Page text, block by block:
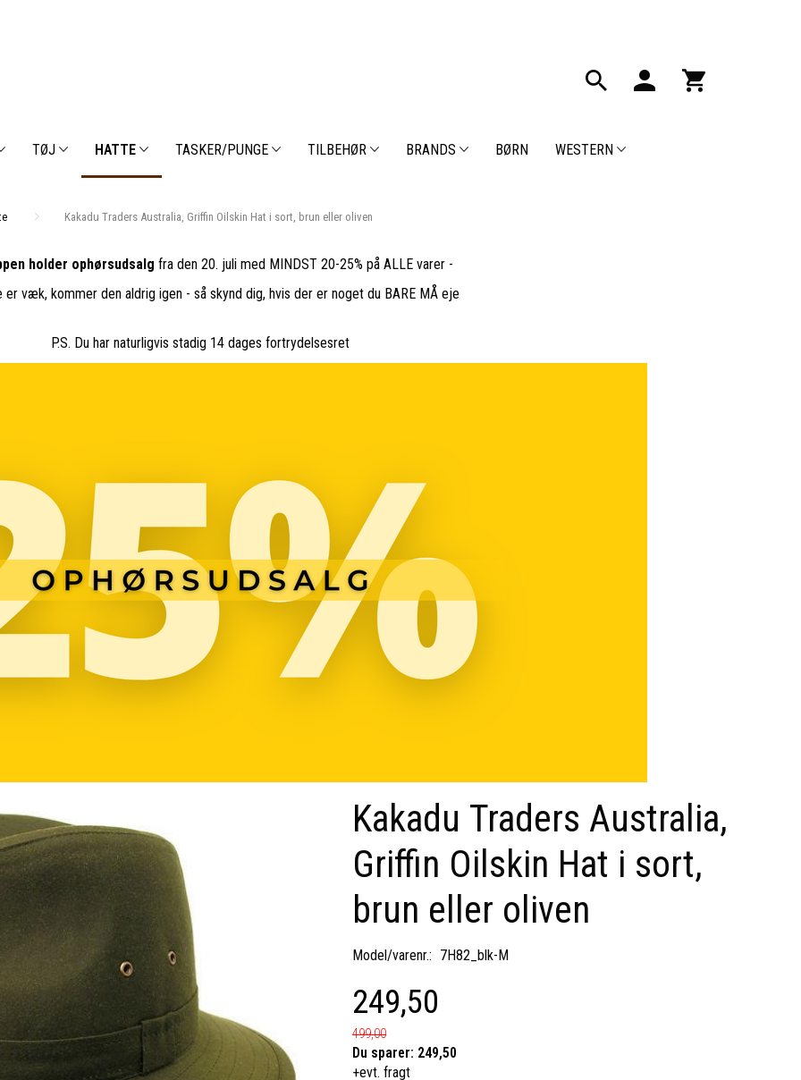
TØJ HATTE TASKER/PUNGE TILBEHØR BRANDS BØRN WESTERN
Kakadu Traders Australia, Griffin Oilskin Hat i sort, brun eller oliven
holder ophørsudsalg fra den 20. juli med MINDST 20-25% på ALLE varer -
er væk, kommer den aldrig igen - så skynd dig, hvis der er noget du BARE MÅ eje
P.S. Du har naturligvis stadig 14 dages fortrydelsesret
Kakadu Traders Australia,
Griffin Oilskin Hat i sort,
brun eller oliven
Model/varenr.: 7H82_blk-M
249,50
499,00
Du sparer: 249,50
+evt. fragt